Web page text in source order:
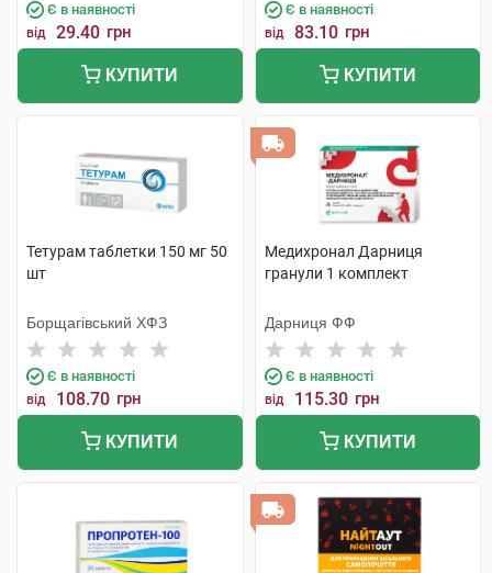
Є в наявності
від 29.40 грн
КУПИТИ
Є в наявності
від 83.10 грн
КУПИТИ
Тетурам таблетки 150 мг 50
шт
Борщагівський ХФЗ
Є в наявності
від 108.70 грн
КУПИТИ
Медихронал Дарниця
гранули 1 комплект
Дарниця ФФ
Є в наявності
від 115.30 грн
КУПИТИ